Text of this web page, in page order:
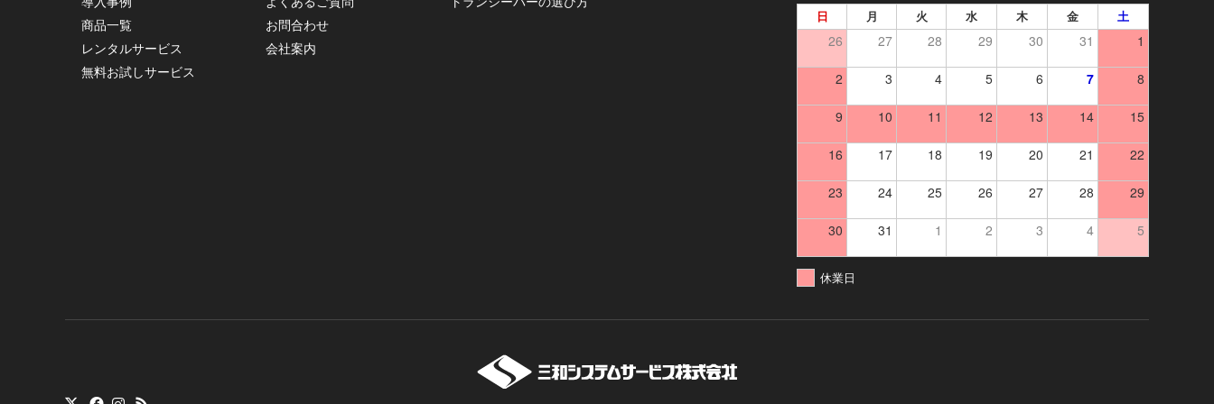
商品一覧
レンタルサービス
無料お試しサービス
お問合わせ
会社案内
日 月 火 水 木 金 土
26 27 28 29 30 31 1
2 3 4 5 6 7 8
9 10 11 12 13 14 15
16 17 18 19 20 21 22
23 24 25 26 27 28 29
30 31 1 2 3 4 5
休業日